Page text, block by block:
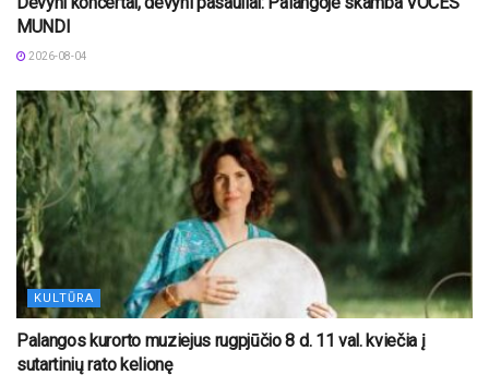
MUNDI
2026-08-04
KULTŪRA
Palangos kurorto muziejus rugpjūčio 8 d. 11 val. kviečia į
sutartinių rato kelionę